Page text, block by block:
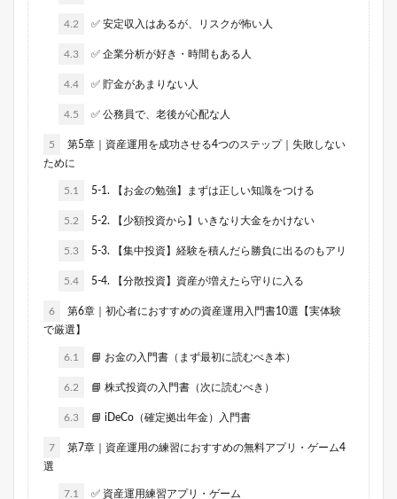
4.2 ✅ 安定収入はあるが、リスクが怖い人
4.3 ✅ 企業分析が好き・時間もある人
4.4 ✅ 貯金があまりない人
4.5 ✅ 公務員で、老後が心配な人
5
第5章｜資産運用を成功させる4つのステップ｜失敗しない
ために
5.1 5-1. 【お金の勉強】まずは正しい知識をつける
5.2 5-2. 【少額投資から】いきなり大金をかけない
5.3 5-3. 【集中投資】経験を積んだら勝負に出るのもアリ
5.4 5-4. 【分散投資】資産が増えたら守りに入る
6
第6章｜初心者におすすめの資産運用入門書10選【実体験
で厳選】
6.1 📘 お金の入門書（まず最初に読むべき本）
6.2 📘 株式投資の入門書（次に読むべき）
6.3 📘 iDeCo（確定拠出年金）入門書
7
第7章｜資産運用の練習におすすめの無料アプリ・ゲーム4
選
7.1 ✅ 資産運用練習アプリ・ゲーム